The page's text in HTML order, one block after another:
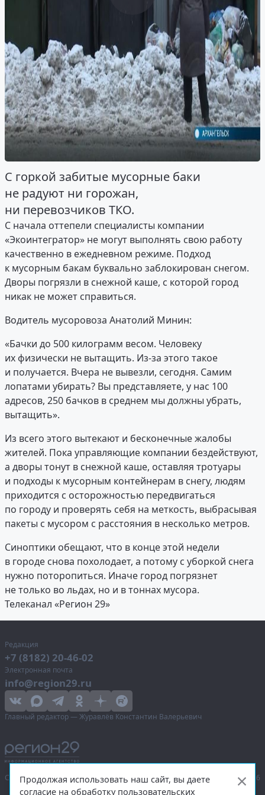
С горкой забитые мусорные баки
не радуют ни горожан,
ни перевозчиков ТКО.
С начала оттепели специалисты компании
«Экоинтегратор» не могут выполнять свою работу
качественно в ежедневном режиме. Подход
к мусорным бакам буквально заблокирован снегом.
Дворы погрязли в снежной каше, с которой город
никак не может справиться.
Водитель мусоровоза Анатолий Минин:
«Бачки до 500 килограмм весом. Человеку
их физически не вытащить. Из-за этого такое
и получается. Вчера не вывезли, сегодня. Самим
лопатами убирать? Вы представляете, у нас 100
адресов, 250 бачков в среднем мы должны убрать,
вытащить».
Из всего этого вытекают и бесконечные жалобы
жителей. Пока управляющие компании бездействуют,
а дворы тонут в снежной каше, оставляя тротуары
и подходы к мусорным контейнерам в снегу, людям
приходится с осторожностью передвигаться
по городу и проверять себя на меткость, выбрасывая
пакеты с мусором с расстояния в несколько метров.
Синоптики обещают, что в конце этой недели
в городе снова похолодает, а потому с уборкой снега
нужно поторопиться. Иначе город погрязнет
не только во льдах, но и в тоннах мусора.
Телеканал «Регион 29»
Редакция
+7 (8182) 20-46-02
Электронная почта
info@region29.ru
Главный редактор — Журавлёв Константин Валерьевич
Сетевое издание «Информационное агентство Регион 29»,
© 2016–2026
Продолжая использовать наш сайт, вы даете
согласие на обработку пользовательских